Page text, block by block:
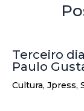
Terceiro
Paulo
Cultura, Jpress,